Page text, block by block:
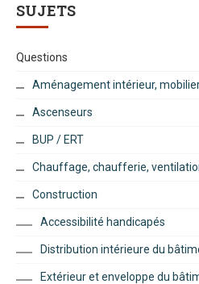
SUJETS
Questions
Aménagement intérieur,
Ascenseurs
BUP / ERT
Chauffage, chaufferie,
Construction
Accessibilité handicapés
Distribution intérieure du
Extérieur et enveloppe du